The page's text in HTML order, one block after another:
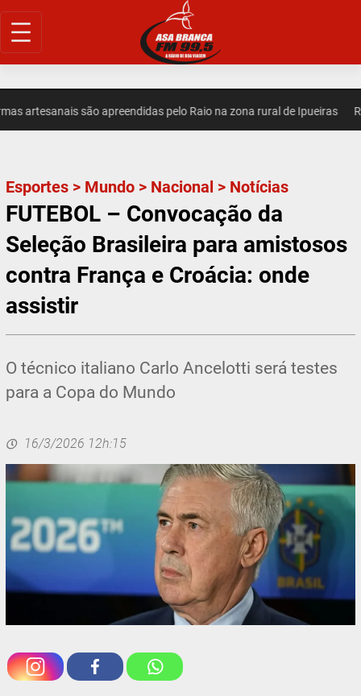
Pular
para
artesanais são apreendidas pelo Raio na zona rural de Ipueiras
Esportes > Mundo > Nacional > Notícias
FUTEBOL – Convocação da
Seleção Brasileira para amistosos
contra França e Croácia: onde
assistir
O técnico italiano Carlo Ancelotti será testes
para a Copa do Mundo
16/3/2026 12h:15